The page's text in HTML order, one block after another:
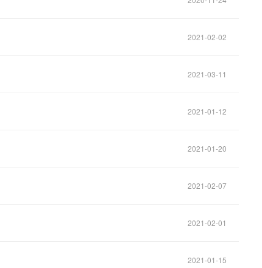
2021-02-02
2021-03-11
2021-01-12
2021-01-20
2021-02-07
2021-02-01
2021-01-15